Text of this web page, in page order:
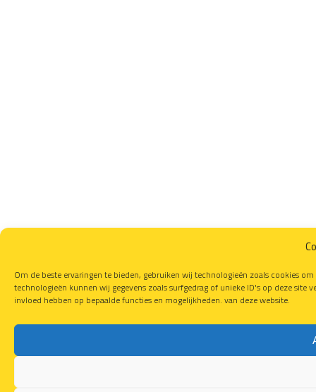
Om de beste ervaringen te bieden, gebruiken wij technologieën zoals cookies
technologieën kunnen wij gegevens zoals surfgedrag of unieke ID's op deze
invloed hebben op bepaalde functies en mogelijkheden. van deze website.